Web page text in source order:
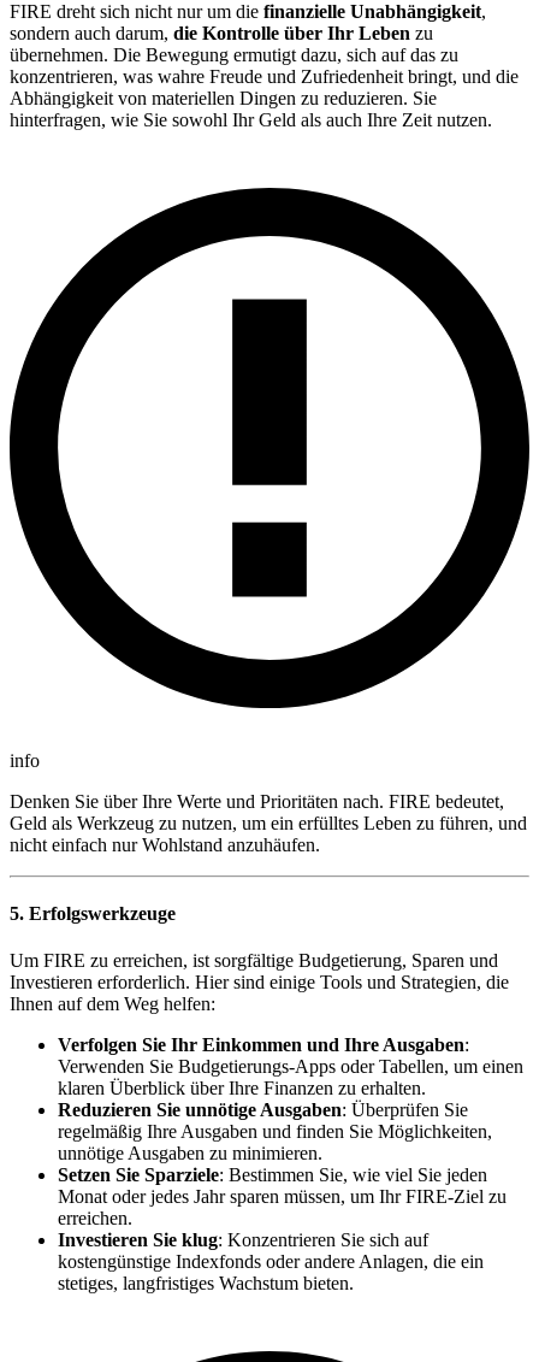
FIRE dreht sich nicht nur um die finanzielle Unabhängigkeit,
sondern auch darum, die Kontrolle über Ihr Leben zu
übernehmen. Die Bewegung ermutigt dazu, sich auf das zu
konzentrieren, was wahre Freude und Zufriedenheit bringt, und die
Abhängigkeit von materiellen Dingen zu reduzieren. Sie
hinterfragen, wie Sie sowohl Ihr Geld als auch Ihre Zeit nutzen.
info
Denken Sie über Ihre Werte und Prioritäten nach. FIRE bedeutet,
Geld als Werkzeug zu nutzen, um ein erfülltes Leben zu führen, und
nicht einfach nur Wohlstand anzuhäufen.
5. Erfolgswerkzeuge
Um FIRE zu erreichen, ist sorgfältige Budgetierung, Sparen und
Investieren erforderlich. Hier sind einige Tools und Strategien, die
Ihnen auf dem Weg helfen:
Verfolgen Sie Ihr Einkommen und Ihre Ausgaben:
Verwenden Sie Budgetierungs-Apps oder Tabellen, um einen
klaren Überblick über Ihre Finanzen zu erhalten.
Reduzieren Sie unnötige Ausgaben: Überprüfen Sie
regelmäßig Ihre Ausgaben und finden Sie Möglichkeiten,
unnötige Ausgaben zu minimieren.
Setzen Sie Sparziele: Bestimmen Sie, wie viel Sie jeden
Monat oder jedes Jahr sparen müssen, um Ihr FIRE-Ziel zu
erreichen.
Investieren Sie klug: Konzentrieren Sie sich auf
kostengünstige Indexfonds oder andere Anlagen, die ein
stetiges, langfristiges Wachstum bieten.